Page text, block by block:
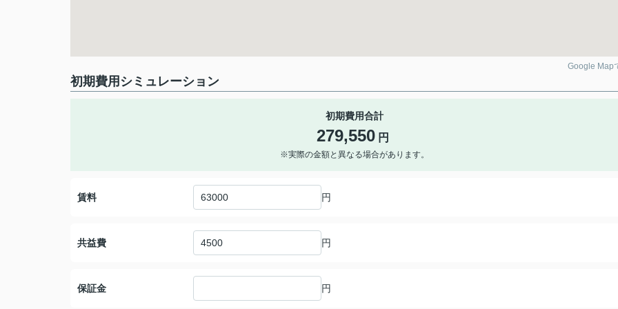
Google Map
初期費用シミュレーション
初期費用合計
279,550 円
※実際の金額と異なる場合があります。
賃料 円
共益費 円
保証金 円